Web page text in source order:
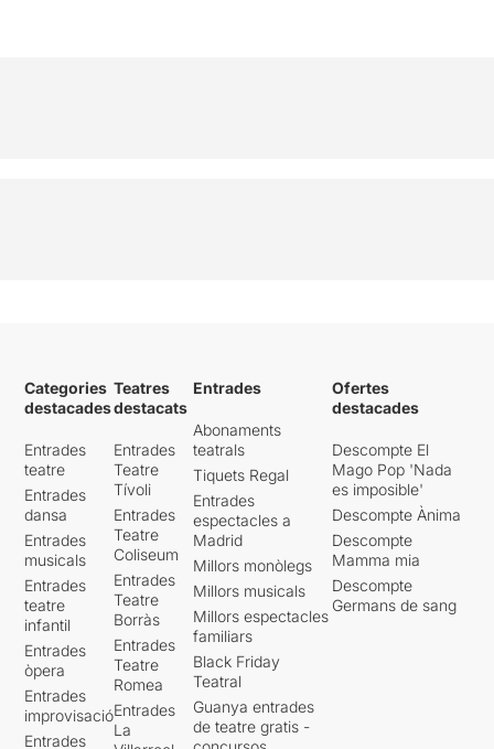
Categories
destacades
Entrades
teatre
Entrades
dansa
Entrades
musicals
Entrades
teatre
infantil
Entrades
òpera
Entrades
improvisació
Entrades
Teatres
destacats
Entrades
Teatre
Tívoli
Entrades
Teatre
Coliseum
Entrades
Teatre
Borràs
Entrades
Teatre
Romea
Entrades
La
Entrades
Abonaments
teatrals
Tiquets Regal
Entrades
espectacles a
Madrid
Millors monòlegs
Millors musicals
Millors espectacles
familiars
Black Friday
Teatral
Guanya entrades
de teatre gratis -
Ofertes
destacades
Descompte El
Mago Pop 'Nada
es imposible'
Descompte Ànima
Descompte
Mamma mia
Descompte
Germans de sang